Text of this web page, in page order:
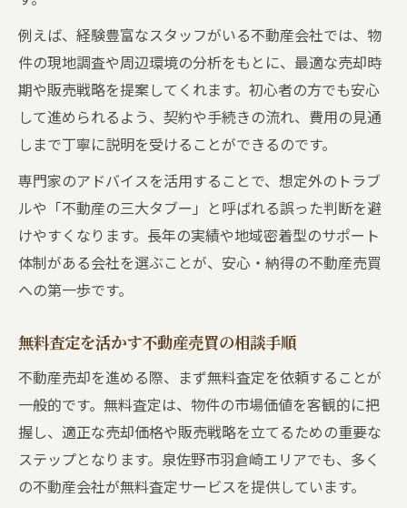
例えば、経験豊富なスタッフがいる不動産会社では、物
件の現地調査や周辺環境の分析をもとに、最適な売却時
期や販売戦略を提案してくれます。初心者の方でも安心
して進められるよう、契約や手続きの流れ、費用の見通
しまで丁寧に説明を受けることができるのです。
専門家のアドバイスを活用することで、想定外のトラブ
ルや「不動産の三大タブー」と呼ばれる誤った判断を避
けやすくなります。長年の実績や地域密着型のサポート
体制がある会社を選ぶことが、安心・納得の不動産売買
への第一歩です。
無料査定を活かす不動産売買の相談手順
不動産売却を進める際、まず無料査定を依頼することが
一般的です。無料査定は、物件の市場価値を客観的に把
握し、適正な売却価格や販売戦略を立てるための重要な
ステップとなります。泉佐野市羽倉崎エリアでも、多く
の不動産会社が無料査定サービスを提供しています。